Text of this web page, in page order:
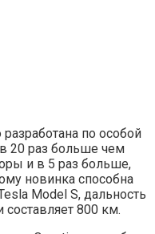
по особой
в 20 раз больше чем
и в 5 раз больше,
новинка способна
Model S, дальность
800 км.